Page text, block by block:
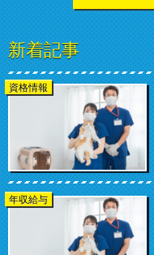
新着記事
資格情報
年収給与